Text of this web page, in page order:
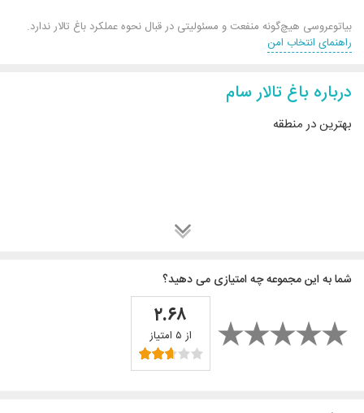
درباره باغ تالار سام
بهترین در منطقه
شما به این مجموعه چه امتیازی می دهید؟
۲.۶۸
از ۵ امتیاز
بیاتوعروسی هیچ‌گونه منفعت و مسئولیتی در قبال نحوه عملکرد باغ تالار ندارد.
راهنمای انتخاب امن